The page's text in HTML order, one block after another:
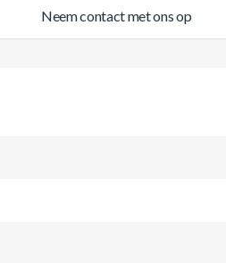
Neem contact met ons op